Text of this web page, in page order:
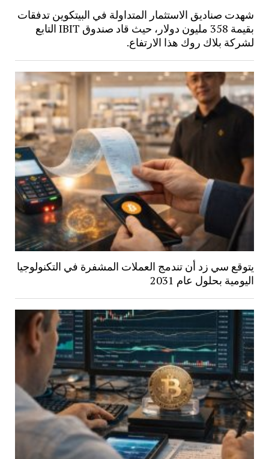
شهدت صناديق الاستثمار المتداولة في البيتكوين تدفقات
بقيمة 358 مليون دولار، حيث قاد صندوق IBIT التابع
لشركة بلاك روك هذا الارتفاع.
يتوقع سي زد أن تندمج العملات المشفرة في التكنولوجيا
اليومية بحلول عام 2031